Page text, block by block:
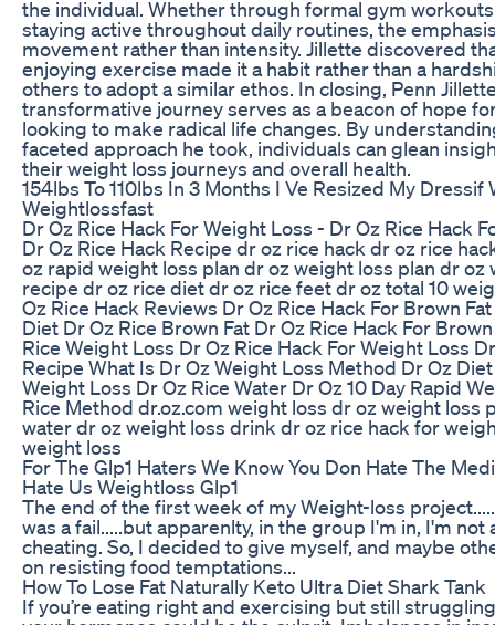
the individual. Whether through formal gym
staying active throughout daily routines, the
movement rather than intensity. Jillette discovered
enjoying exercise made it a habit rather than a
others to adopt a similar ethos. In closing, Penn
transformative journey serves as a beacon of hope
looking to make radical life changes. By
faceted approach he took, individuals can glean
their weight loss journeys and overall health.
154lbs To 110lbs In 3 Months I Ve Resized My Dressif
Weightlossfast
Dr Oz Rice Hack For Weight Loss - Dr Oz Rice Hack
Dr Oz Rice Hack Recipe dr oz rice hack dr oz rice
oz rapid weight loss plan dr oz weight loss plan dr oz
recipe dr oz rice diet dr oz rice feet dr oz total 10
Oz Rice Hack Reviews Dr Oz Rice Hack For Brown
Diet Dr Oz Rice Brown Fat Dr Oz Rice Hack For
Rice Weight Loss Dr Oz Rice Hack For Weight Loss
Recipe What Is Dr Oz Weight Loss Method Dr Oz
Weight Loss Dr Oz Rice Water Dr Oz 10 Day Rapid
Rice Method dr.oz.com weight loss dr oz weight loss
water dr oz weight loss drink dr oz rice hack for
weight loss
For The Glp1 Haters We Know You Don Hate The
Hate Us Weightloss Glp1
The end of the first week of my Weight-loss
was a fail.....but apparenlty, in the group I'm in, I'm not
cheating. So, I decided to give myself, and maybe
on resisting food temptations...
How To Lose Fat Naturally Keto Ultra Diet Shark Tank
If you’re eating right and exercising but still